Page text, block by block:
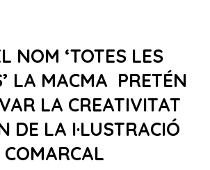
NOM ‘TOTES LES
LA MACMA PRETÉN
LA CREATIVITAT
DE LA I·LUSTRACIÓ
COMARCAL